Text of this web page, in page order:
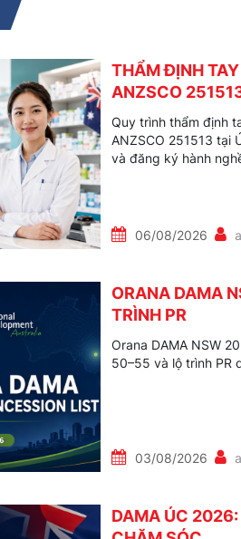
THẨM ĐỊNH
ANZSCO
Quy trình thẩm định
ANZSCO 251513 tại
và đăng ký hành
06/08/2026
ORANA DAMA
TRÌNH PR
Orana DAMA NSW
50–55 và lộ trình PR
03/08/2026
DAMA ÚC 2026: